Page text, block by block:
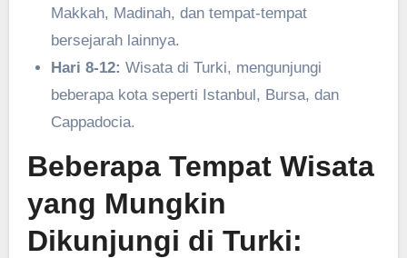
Makkah, Madinah, dan tempat-tempat
bersejarah lainnya.
Hari 8-12: Wisata di Turki, mengunjungi
beberapa kota seperti Istanbul, Bursa, dan
Cappadocia.
Beberapa Tempat Wisata
yang Mungkin
Dikunjungi di Turki: